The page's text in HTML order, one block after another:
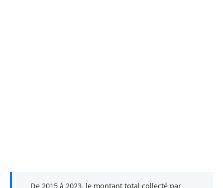
De 2015 à 2023, le montant total collecté par